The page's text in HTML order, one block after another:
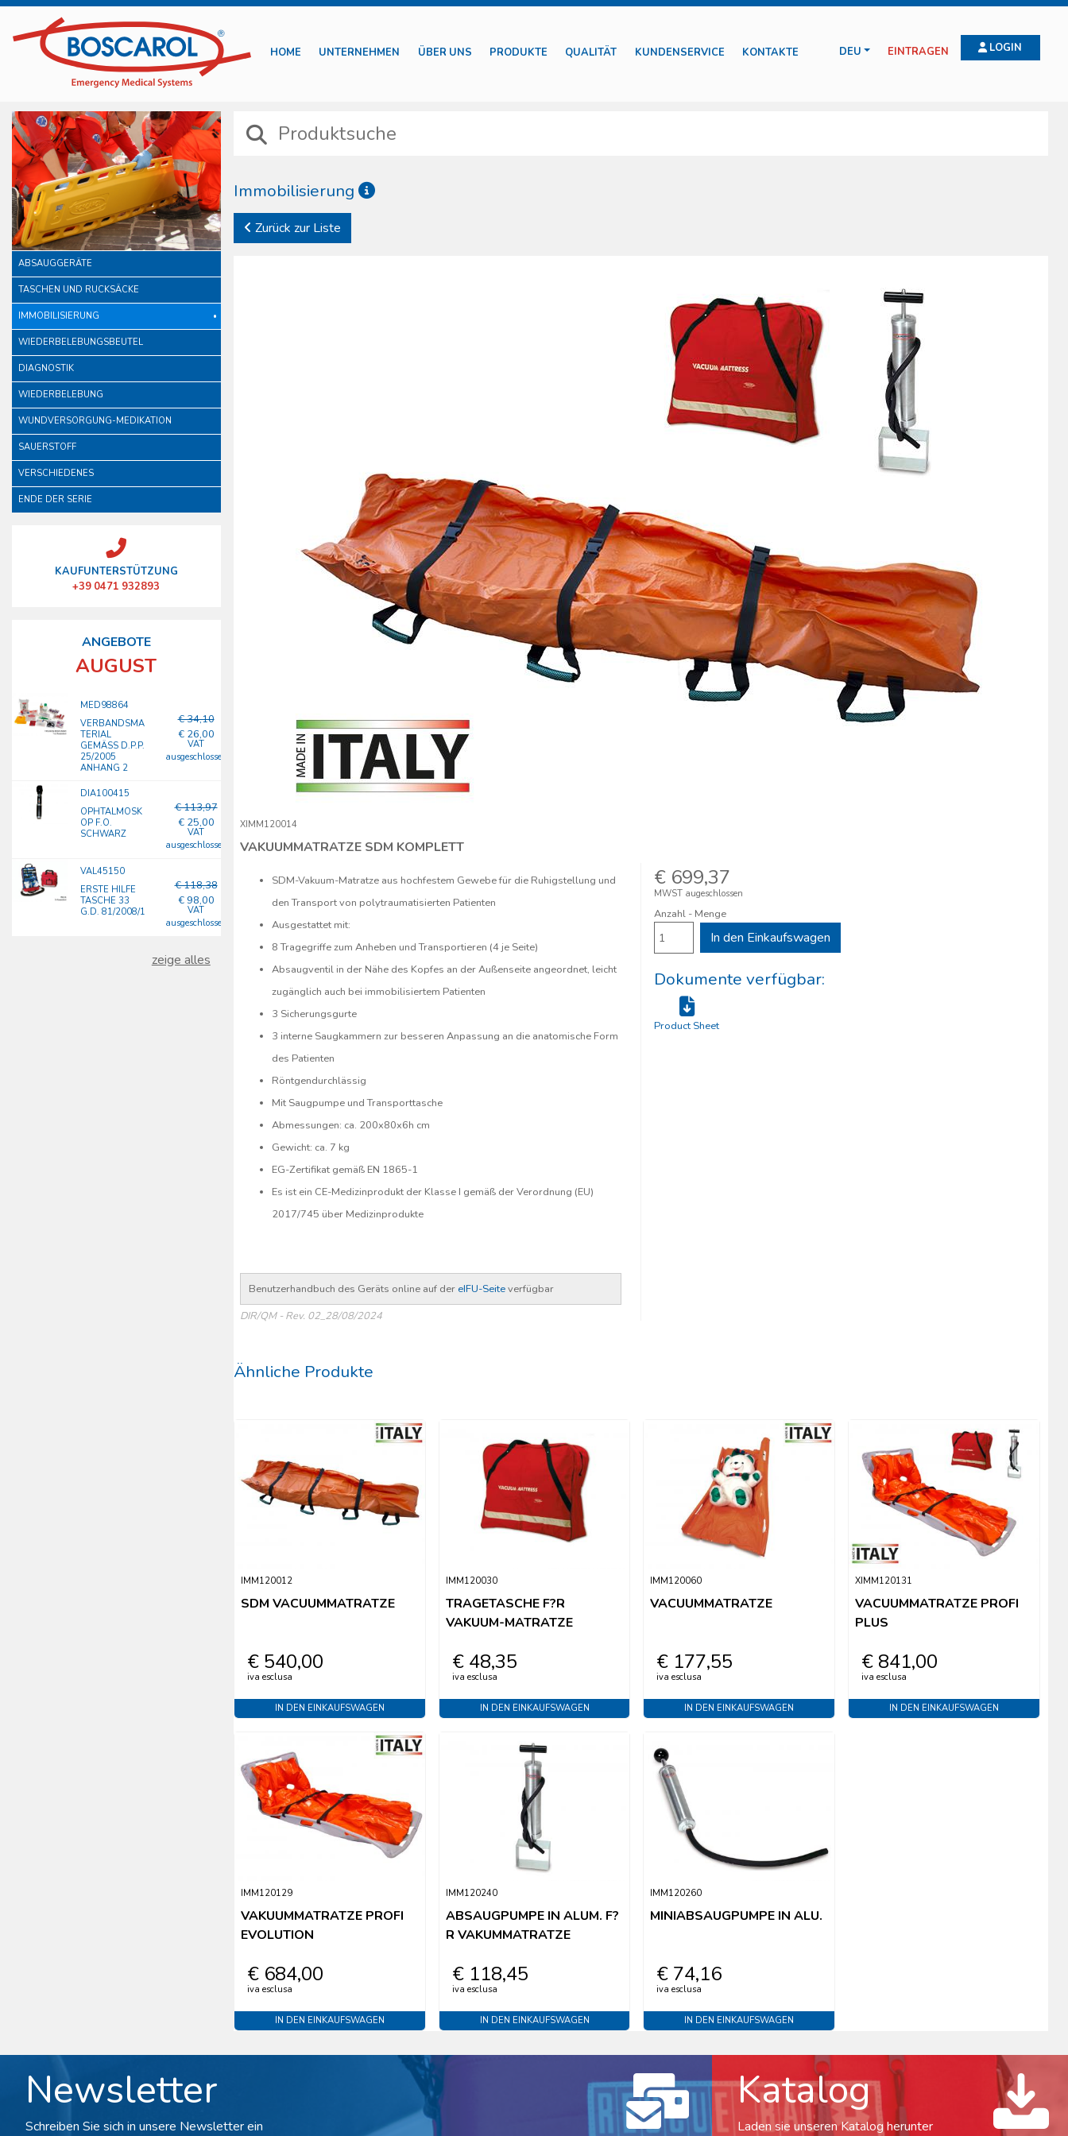
HOME UNTERNEHMEN ÜBER UNS PRODUKTE QUALITÄT KUNDENSERVICE KONTAKTE DEU EINTRAGEN LOGIN
ABSAUGGERÄTE
TASCHEN UND RUCKSÄCKE
IMMOBILISIERUNG
WIEDERBELEBUNGSBEUTEL
DIAGNOSTIK
WIEDERBELEBUNG
WUNDVERSORGUNG-MEDIKATION
SAUERSTOFF
VERSCHIEDENES
ENDE DER SERIE
KAUFUNTERSTÜTZUNG
+39 0471 932893
ANGEBOTE
AUGUST
MED98864
VERBANDSMA
TERIAL
GEMÄSS D.P.P. 2
5/2005 A
NHANG 2
€ 34,10
€ 26,00
VAT
ausgeschlossen
DIA100415
OPHTALMOSK
OP F.O.
SCHWARZ
€ 113,97
€ 25,00
VAT
ausgeschlossen
VAL45150
ERSTE HILFE
TASCHE 33
G.D. 81/2008/1
€ 118,38
€ 98,00
VAT
ausgeschlossen
zeige alles
Zurück zur Liste
XIMM120014
VAKUUMMATRATZE SDM KOMPLETT
SDM-Vakuum-Matratze aus hochfestem Gewebe für die Ruhigstellung und
den Transport von polytraumatisierten Patienten
Ausgestattet mit:
8 Tragegriffe zum Anheben und Transportieren (4 je Seite)
Absaugventil in der Nähe des Kopfes an der Außenseite angeordnet, leicht
zugänglich auch bei immobilisiertem Patienten
3 Sicherungsgurte
3 interne Saugkammern zur besseren Anpassung an die anatomische Form
des Patienten
Röntgendurchlässig
Mit Saugpumpe und Transporttasche
Abmessungen: ca. 200x80x6h cm
Gewicht: ca. 7 kg
EG-Zertifikat gemäß EN 1865-1
Es ist ein CE-Medizinprodukt der Klasse I gemäß der Verordnung (EU)
2017/745 über Medizinprodukte
Benutzerhandbuch des Geräts online auf der eIFU-Seiteverfügbar
DIR/QM - Rev. 02_28/08/2024
€ 699,37
MWST augeschlossen
Anzahl - Menge
In den Einkaufswagen
Dokumente verfügbar:
Product Sheet
Ähnliche Produkte
IMM120012
SDM VACUUMMATRATZE
€ 540,00
iva esclusa
IN DEN EINKAUFSWAGEN
IMM120030
TRAGETASCHE F?R
VAKUUM-MATRATZE
€ 48,35
iva esclusa
IN DEN EINKAUFSWAGEN
IMM120060
VACUUMMATRATZE
€ 177,55
iva esclusa
IN DEN EINKAUFSWAGEN
XIMM120131
VACUUMMATRATZE PROFI
PLUS
€ 841,00
iva esclusa
IN DEN EINKAUFSWAGEN
IMM120129
VAKUUMMATRATZE PROFI
EVOLUTION
€ 684,00
iva esclusa
IN DEN EINKAUFSWAGEN
IMM120240
ABSAUGPUMPE IN ALUM. F?
R VAKUMMATRATZE
€ 118,45
iva esclusa
IN DEN EINKAUFSWAGEN
IMM120260
MINIABSAUGPUMPE IN ALU.
€ 74,16
iva esclusa
IN DEN EINKAUFSWAGEN
Immobilisierung
Die Vorrichtungen für die Immobilisierung sind seit wenigen Jahren vollberechtigt in die Notfallmedizin eingegliedert worden, da sie den unfallverletzten Patienten beträchtliche
Vorteile verschaffen. Die Studien in unserem Planungsbüro und die Zusammenarbeit mit den Rettungseinheiten haben es uns ermöglicht, eine umfangreiche Serie an speziellen
Produkten auszuwählen und zu produzieren. Wir verfügen über Vorrichtungen, die sich für die Immobilisierung der Gliedmaßen, des ganzen Körpers, das korrekte Anheben und
Boscarol-Produkte, die dieser Kategorie angehören. Die Produkte wurden gemäß der jüngst veröffentlichten Normen zum Thema geprüft. Diese schreiben die technischen
Eigenschaften der Vorrichtungen vor, die in Rettungswagen und in Rettungsfahrzeugen im Allgemeinen eingesetzt werden. Die technischen Materialien werden sorgfältig
ausgewählt, um den Rettungsvorgang effizient und absolut sicher für Rettungspersonal und Patienten zu machen und eine lange Lebensdauer garantieren zu können.
Newsletter
Schreiben Sie sich in unsere Newsletter ein
Katalog
Laden sie unseren Katalog herunter